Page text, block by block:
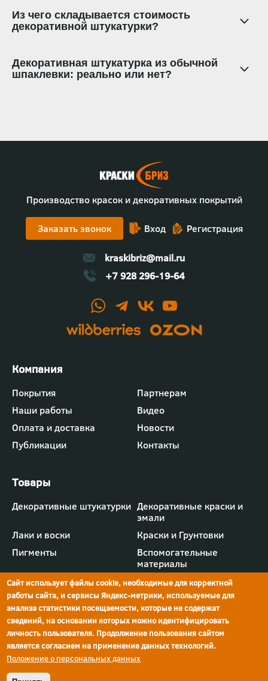
Из чего складывается стоимость
декоративной штукатурки?
Декоративная штукатурка из обычной
шпаклевки: реально или нет?
Производство красок и декоративных покрытий
Заказать звонок Вход Регистрация
kraskibriz@mail.ru
+7 928 296-19-64
г.Ростов-на-Дону,
ул.Мечникова, д.134
просп. Шолохова, 211/4,
Ростов-на-Дону
Футер
-
меню
"Компания"
Покрытия
Партнерам
Наши работы
Видео
Оплата и доставка
Новости
Публикации
Контакты
Футер
-
меню
"Товары"
Декоративные штукатурки Декоративные краски и
эмали
Лаки и воски
Краски и Грунтовки
Пигменты
Вспомогательные
материалы
Политика конфиденциальности
Реквизиты компании
Сайт использует файлы cookie, необходимые для корректной
работы сайта, и сервисы Яндекс-метрики, используемые для
анализа статистики посещаемости, которые не содержат
сведений, на основании которых можно идентифицировать
личность пользователя. Продолжение пользования сайтом
является согласием на применение данных технологий.
Положение о персональных данных